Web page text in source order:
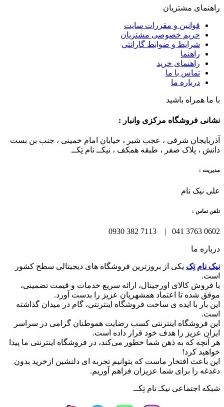
راهنمای مشتریان
قوانین و مقررات سایت
حریم خصوصی مشتریان
شرایط و ضوابط گارانتی
راهنما
راهنمای خرید
تماس با ما
درباره ما
با ما همراه باشید
نشانی فروشگاه مرکزی وانبار :
آذربایجان شرقی ، عجب شیر ، خیابان امام خمینی ، جنب بن بست
دانش ، پلاک صفر ، طبقه همکف ، نیکــ نام تِکــ
مدیریت :
علی نیک نام
تلفن تماس :
0602 3763 041 | 7113 382 0930
درباره ما
نیک نام تِک یکی از بروزترین فروشگاه های دیجیتالی سطح کشور
است.
با فروش کالای اورجینال، ارائه سریع خدمات و قیمت تضمینی،
موفق شده تا اعتماد همشهریان عزیز را بدست آورد.
این بار با ایده ی ساخت فروشگاه اینترنتی، گام در میدان گذاشته
است.
این فروشگاه اینترنتی کسب رضایت هموطنان گرامی در سراسر
ایران عزیز را هدف خود قرار داده است.
هر آنچه که به ذهن شما خطور می‌کند، در فروشگاه اینترنتی ما پیدا
خواهید کرد!
این باعث افتخار ماست که بتوانیم تجربه ای دلنشین ازخرید بدون
دغدغه را برای شما عزیزان فراهم آوریم.
شبکه‌ اجتماعی نیکـ نام تِکــ